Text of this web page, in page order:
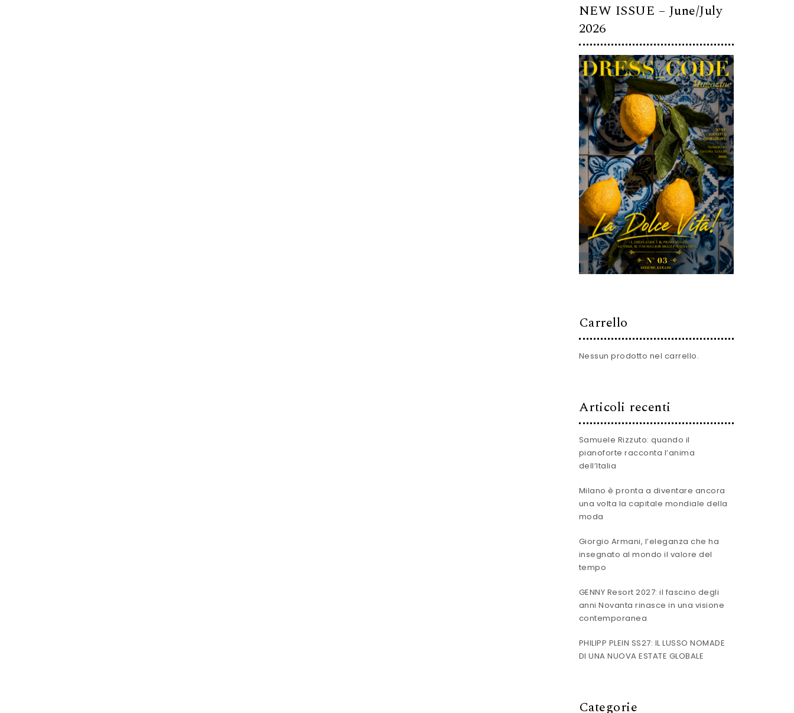
NEW ISSUE – June/July
2026
Carrello
Nessun prodotto nel carrello.
Articoli recenti
Samuele Rizzuto: quando il
pianoforte racconta l’anima
dell’Italia
Milano è pronta a diventare ancora
una volta la capitale mondiale della
moda
Giorgio Armani, l’eleganza che ha
insegnato al mondo il valore del
tempo
GENNY Resort 2027: il fascino degli
anni Novanta rinasce in una visione
contemporanea
PHILIPP PLEIN SS27: IL LUSSO NOMADE
DI UNA NUOVA ESTATE GLOBALE
Categorie